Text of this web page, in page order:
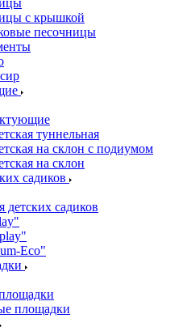
с крышкой
песочницы
туннельная
на склон с подиумом
на склон
садиков
садиков
Еco"
площадки